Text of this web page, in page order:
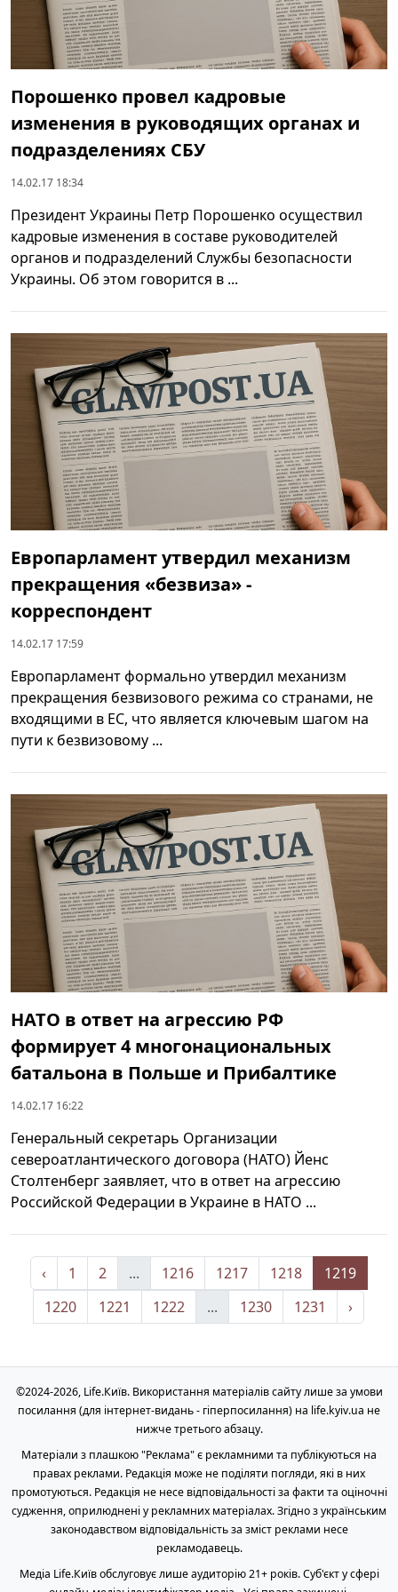
Порошенко провел кадровые
изменения в руководящих органах и
подразделениях СБУ
14.02.17 18:34
Президент Украины Петр Порошенко осуществил
кадровые изменения в составе руководителей
органов и подразделений Службы безопасности
Украины. Об этом говорится в ...
Европарламент утвердил механизм
прекращения «безвиза» -
корреспондент
14.02.17 17:59
Европарламент формально утвердил механизм
прекращения безвизового режима со странами, не
входящими в ЕС, что является ключевым шагом на
пути к безвизовому ...
НАТО в ответ на агрессию РФ
формирует 4 многонациональных
батальона в Польше и Прибалтике
14.02.17 16:22
Генеральный секретарь Организации
североатлантического договора (НАТО) Йенс
Столтенберг заявляет, что в ответ на агрессию
Российской Федерации в Украине в НАТО ...
‹ 1 2 ... 1216 1217 1218
1219
1220
1221 1222 ... 1230 1231 ›
©2024-2026, Life.Київ. Використання матеріалів сайту лише за умови
посилання (для інтернет-видань - гіперпосилання) на life.kyiv.ua не
нижче третього абзацу.
Матеріали з плашкою "Реклама" є рекламними та публікуються на
правах реклами. Редакція може не поділяти погляди, які в них
промотуються. Редакція не несе відповідальності за факти та оціночні
судження, оприлюднені у рекламних матеріалах. Згідно з українським
законодавством відповідальність за зміст реклами несе
рекламодавець.
Медіа Life.Київ обслуговує лише аудиторію 21+ років. Cуб'єкт у сфері